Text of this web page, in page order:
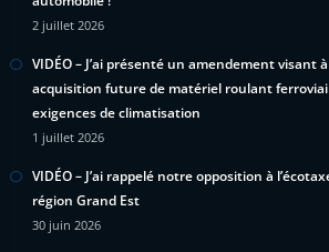
2 juillet 2026
VIDÉO – J’ai présenté un amendement
acquisition future de matériel roulant
exigences de climatisation
1 juillet 2026
VIDÉO – J’ai rappelé notre opposition à
région Grand Est
30 juin 2026